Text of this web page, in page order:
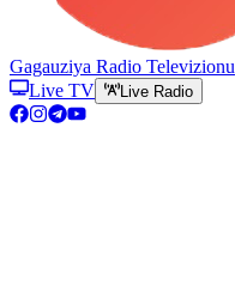
Gagauziya Radio Televizionu
Live TV
Live Radio